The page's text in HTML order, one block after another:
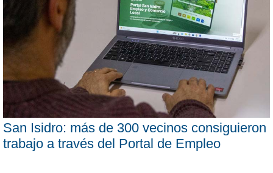
San Isidro: más de 300 vecinos consiguieron
trabajo a través del Portal de Empleo